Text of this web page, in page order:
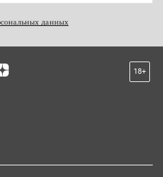
данных
18+